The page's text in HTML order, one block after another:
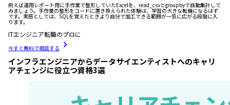
例えば運用レポート用に手作業で整形していたExcelを、read_csvとgroupbyで自動集計して
みましょう。手作業の整形をコードに置き換えられた体験は、学習の大きな転機になるはず
です。実感としては、SQLを覚えたときより自分で加工できる範囲が一気に広がる段階に入
ります。
ITエンジニア転職のプロに
今すぐ無料で相談する
インフラエンジニアからデータサイエンティストへのキャリ
アチェンジに役立つ資格3選